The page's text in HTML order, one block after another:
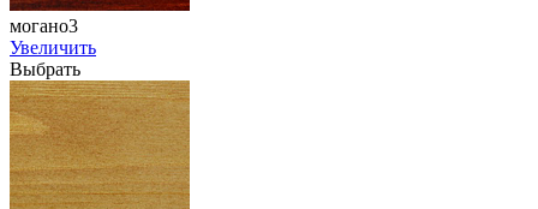
могано3
Увеличить
Выбрать